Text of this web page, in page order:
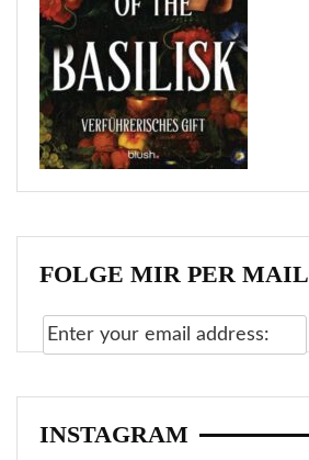
FOLGE MIR PER MAIL
INSTAGRAM